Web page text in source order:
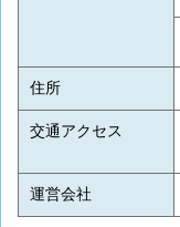
住所
交通アクセス
運営会社